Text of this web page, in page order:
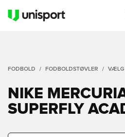
FODBOLD FODBOLDSTØVLER
NIKE
SUPERFLY